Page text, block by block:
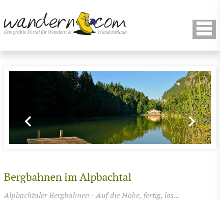
Bergbahnen im Alpbachtal
Alpbachtaler Bergbahnen - Auf die Höhe, fertig, los...